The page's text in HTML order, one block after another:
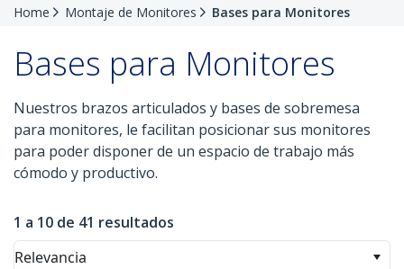
Home Montaje de Monitores Bases para Monitores
Bases para Monitores
Nuestros brazos articulados y bases de sobremesa
para monitores, le facilitan posicionar sus monitores
para poder disponer de un espacio de trabajo más
cómodo y productivo.
1 a 10 de 41 resultados
Relevancia